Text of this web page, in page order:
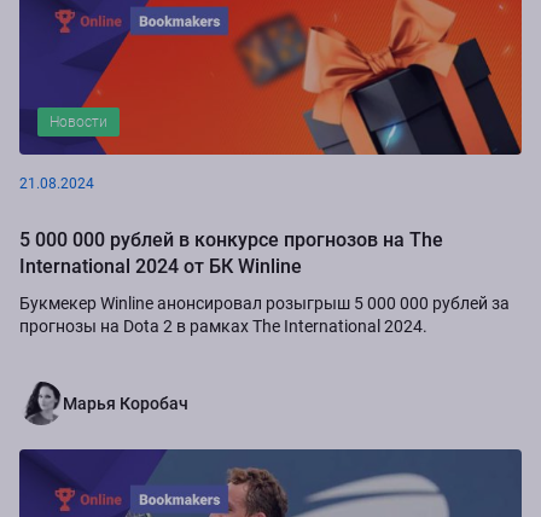
Новости
21.08.2024
5 000 000 рублей в конкурсе прогнозов на The
International 2024 от БК Winline
Букмекер Winline анонсировал розыгрыш 5 000 000 рублей за
прогнозы на Dota 2 в рамках The International 2024.
Марья Коробач